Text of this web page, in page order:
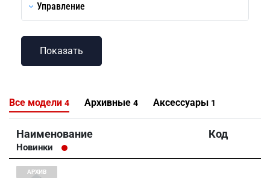
Управление
Все модели 4 Архивные 4 Аксессуары 1
Наименование
Новинки
Код
АРХИВ